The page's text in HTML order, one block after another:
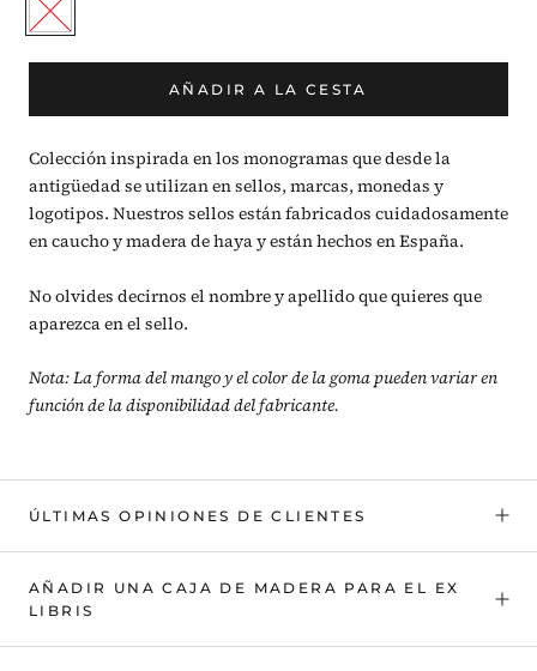
tampón
AÑADIR A LA CESTA
Colección inspirada en los monogramas que desde la
antigüedad se utilizan en sellos, marcas, monedas y
logotipos. Nuestros sellos están fabricados cuidadosamente
en caucho y madera de haya y están hechos en España.
No olvides decirnos el nombre y apellido que quieres que
aparezca en el sello.
Nota: La forma del mango y el color de la goma pueden variar en
función de la disponibilidad del fabricante.
ÚLTIMAS OPINIONES DE CLIENTES
AÑADIR UNA CAJA DE MADERA PARA EL EX
LIBRIS